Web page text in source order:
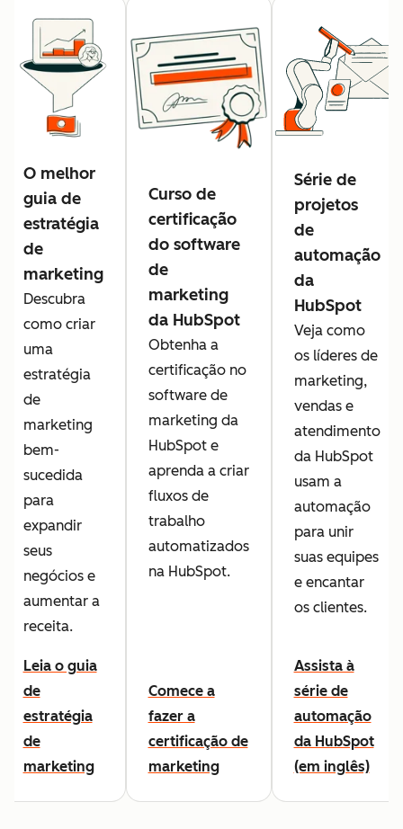
O melhor
guia de
estratégia
de
marketing
Descubra
como criar
uma
estratégia
de
marketing
bem-
sucedida
para
expandir
seus
negócios e
aumentar a
receita.
Leia o guia
de
estratégia
de
marketing
Curso de
certificação
do software
de
marketing
da HubSpot
Obtenha a
certificação no
software de
marketing da
HubSpot e
aprenda a criar
fluxos de
trabalho
automatizados
na HubSpot.
Comece a
fazer a
certificação de
marketing
Série de
projetos
de
automação
da
HubSpot
Veja como
os líderes de
marketing,
vendas e
atendimento
da HubSpot
usam a
automação
para unir
suas equipes
e encantar
os clientes.
Assista à
série de
automação
da HubSpot
(em inglês)